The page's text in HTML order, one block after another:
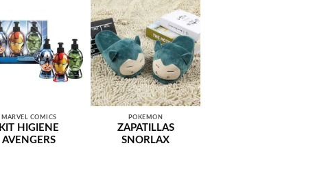
MARVEL COMICS
KIT HIGIENE
AVENGERS
POKEMON
ZAPATILLAS
SNORLAX